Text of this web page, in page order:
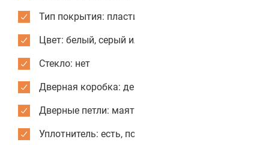
Тип покрытия: пластик CPL
Цвет: белый, серый или текстура дерева
Стекло: нет
Дверная коробка: деревянная
Дверные петли: маятниковые усиленные
Уплотнитель: есть, по периметру коробки